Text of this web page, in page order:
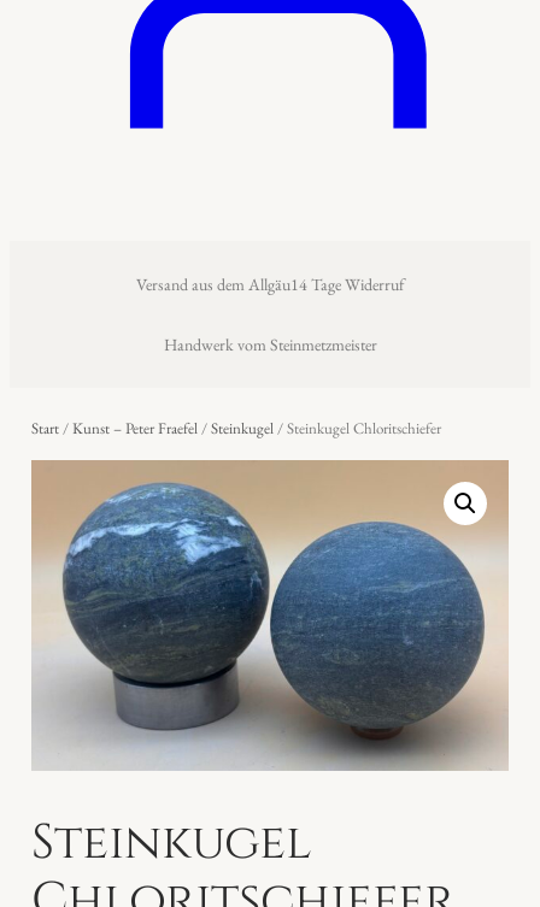
Versand aus dem Allgäu14 Tage Widerruf
Handwerk vom Steinmetzmeister
Start/Kunst – Peter Fraefel/Steinkugel/ Steinkugel Chloritschiefer
Steinkugel